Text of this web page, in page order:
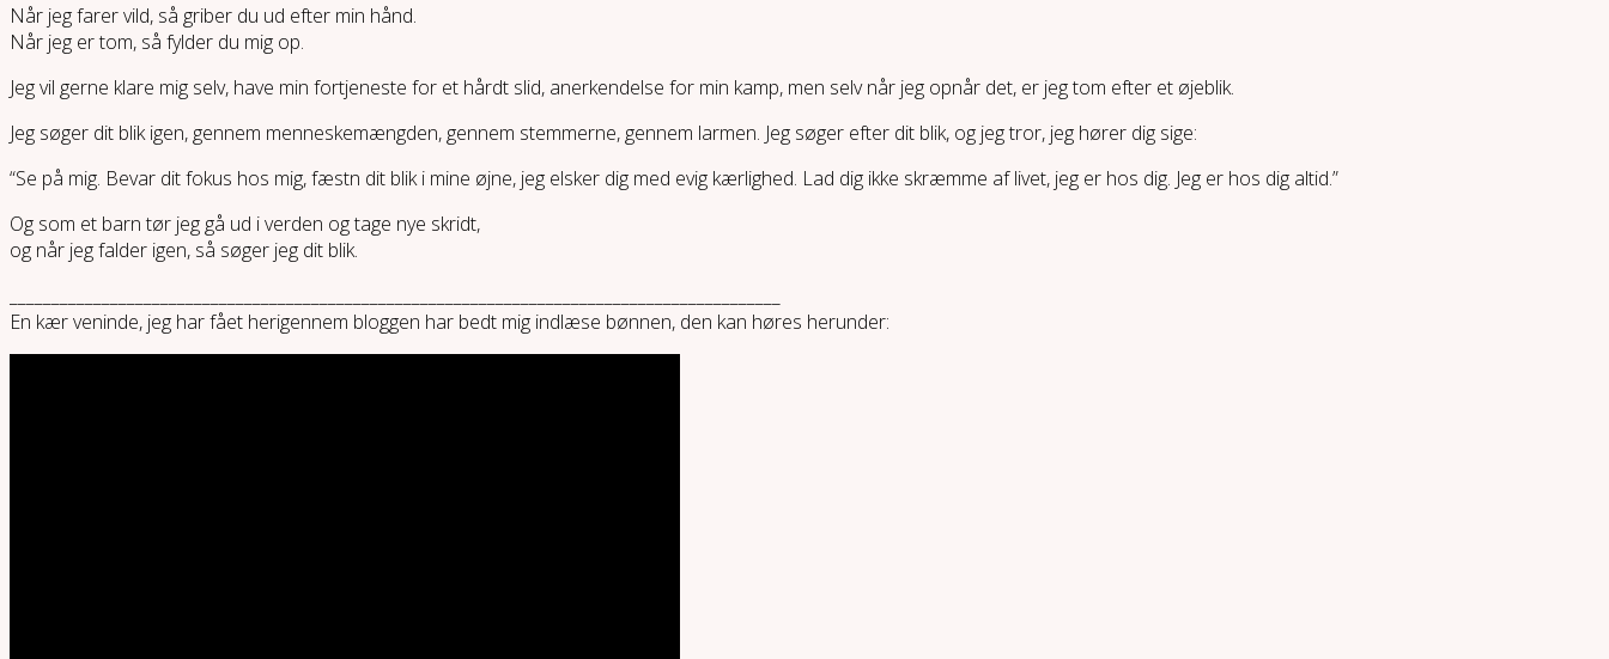
Når jeg farer vild, så griber du ud efter min hånd.
Når jeg er tom, så fylder du mig op.
Jeg vil gerne klare mig selv, have min fortjeneste for et hårdt slid, anerkendelse for min kamp, men selv når jeg opnår det, er jeg tom efter et øjeblik.
Jeg søger dit blik igen, gennem menneskemængden, gennem stemmerne, gennem larmen. Jeg søger efter dit blik, og jeg tror, jeg hører dig sige:
“Se på mig. Bevar dit fokus hos mig, fæstn dit blik i mine øjne, jeg elsker dig med evig kærlighed. Lad dig ikke skræmme af livet, jeg er hos dig. Jeg er hos dig altid.”
Og som et barn tør jeg gå ud i verden og tage nye skridt,
og når jeg falder igen, så søger jeg dit blik.
En kær veninde, jeg har fået herigennem bloggen har bedt mig indlæse bønnen, den kan høres herunder: